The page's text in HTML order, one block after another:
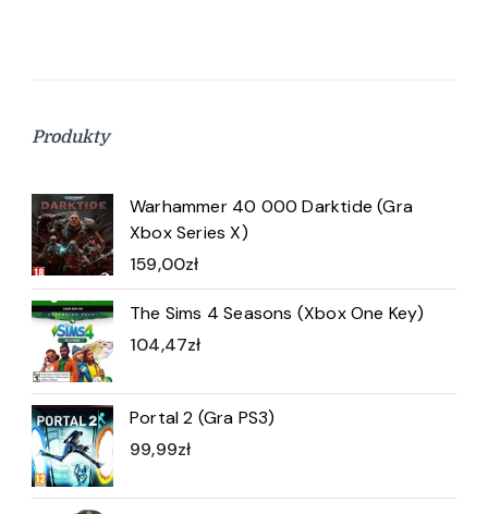
Produkty
Warhammer 40 000 Darktide (Gra
Xbox Series X)
159,00zł
The Sims 4 Seasons (Xbox One Key)
104,47zł
Portal 2 (Gra PS3)
99,99zł